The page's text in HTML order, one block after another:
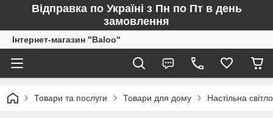
Відправка по Україні з Пн по Пт в день
замовлення
Інтернет-магазин "Baloo"
Товари та послуги Товари для дому Настільна